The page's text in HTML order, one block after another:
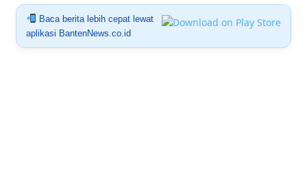
Baca berita lebih cepat lewat
aplikasi BantenNews.co.id